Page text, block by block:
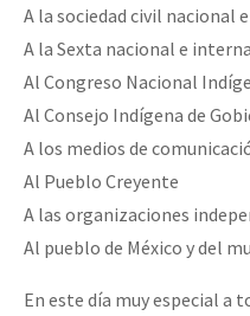
A la sociedad civil nacional
A la Sexta nacional e
Al Congreso Nacional
Al Consejo Indígena de
A los medios de
Al Pueblo Creyente
A las organizaciones
Al pueblo de México y del
En este día muy especial a